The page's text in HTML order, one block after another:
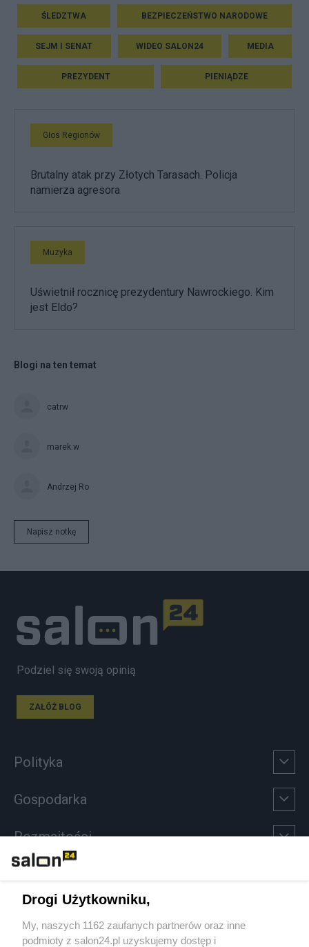
ŚLEDZTWA BEZPIECZEŃSTWO NARODOWE
SEJM I SENAT WIDEO SALON24 MEDIA
PREZYDENT PIENIĄDZE
Głos Regionów
Brutalny atak przy Złotych Tarasach. Policja
namierza agresora
Muzyka
Uświetnił rocznicę prezydentury Nawrockiego. Kim
jest Eldo?
Blogi na ten temat
catrw
marek.w
Andrzej Ro
Napisz notkę
Podziel się swoją opinią
ZAŁÓŻ BLOG
Polityka
Gospodarka
Rozmaitości
Sport
Drogi Użytkowniku,
My, naszych 1162 zaufanych partnerów oraz inne
podmioty z salon24.pl uzyskujemy dostęp i